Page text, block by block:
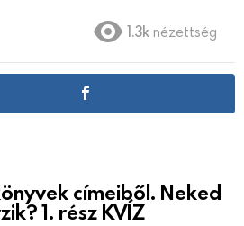
1.3k nézettség
címeiből. Neked
1. rész KVÍZ